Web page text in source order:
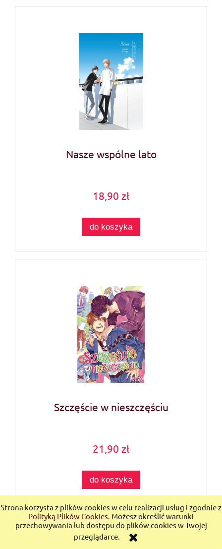
Strona korzysta z plików cookies w celu realizacji usług i zgodnie z
Polityką Plików Cookies. Możesz określić warunki
przechowywania lub dostępu do plików cookies w Twojej
przeglądarce.
Nasze wspólne lato
18,90 zł
do koszyka
Szczęście w nieszczęściu
21,90 zł
do koszyka